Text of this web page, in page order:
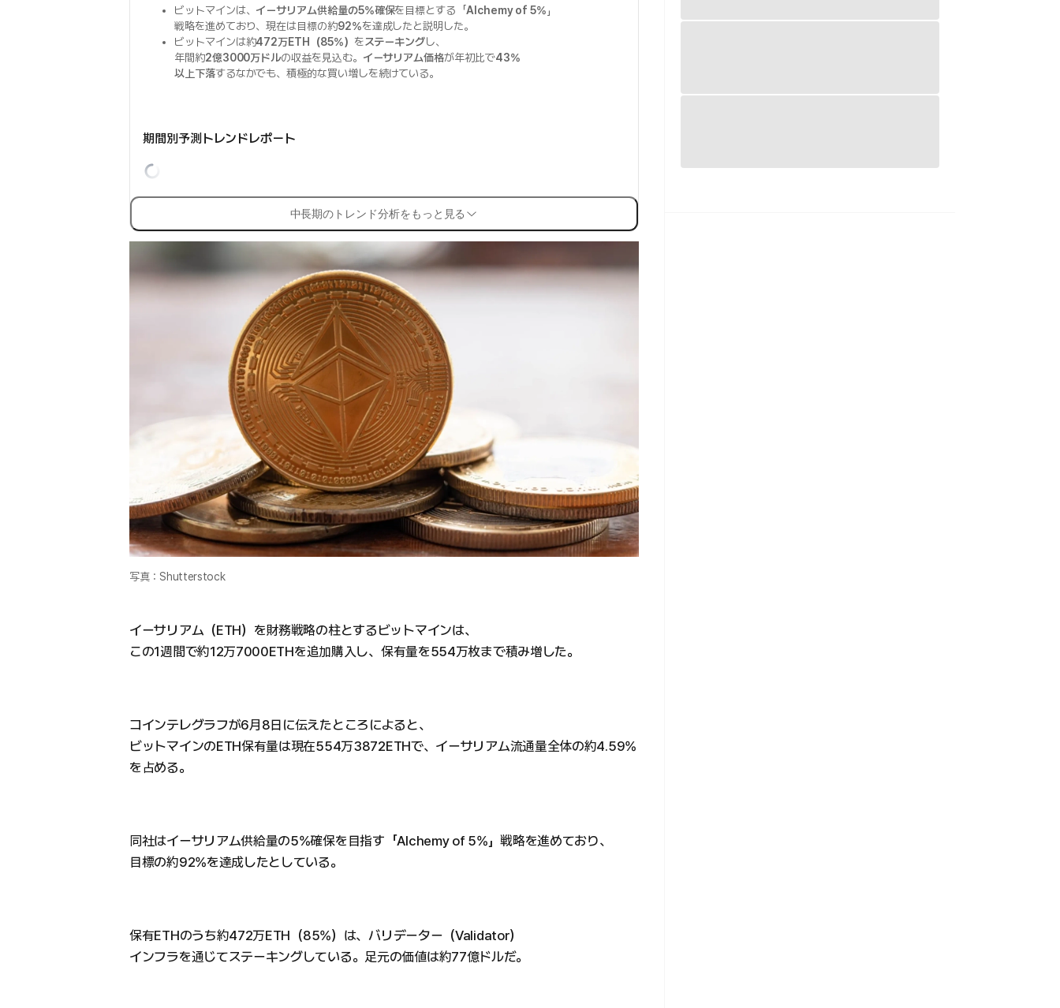
ビットマインは、 イーサリアム供給量の5%確保を目標とする「Alchemy of 5% 」
戦略を進めており、現在は目標の約92%を達成したと説明した。
ビットマインは約472万ETH（85%） をステーキングし、
年間約2億3000万ドルの収益を見込む。 イーサリアム価格が年初比で43%
以上下落するなかでも、積極的な買い増しを続けている。
期間別予測トレンドレポート
中長期のトレンド分析をもっと見る
写真：Shutterstock
イーサリアム（ETH）を財務戦略の柱とするビットマインは、
この1週間で約12万7000ETHを追加購入し、保有量を554万枚まで積み増した。
コインテレグラフが6月8日に伝えたところによると、
ビットマインのETH保有量は現在554万3872ETHで、イーサリアム流通量全体の約4.59%
を占める。
同社はイーサリアム供給量の5%確保を目指す「Alchemy of 5%」戦略を進めており、
目標の約92%を達成したとしている。
保有ETHのうち約472万ETH（85%）は、バリデーター（Validator）
インフラを通じてステーキングしている。足元の価値は約77億ドルだ。